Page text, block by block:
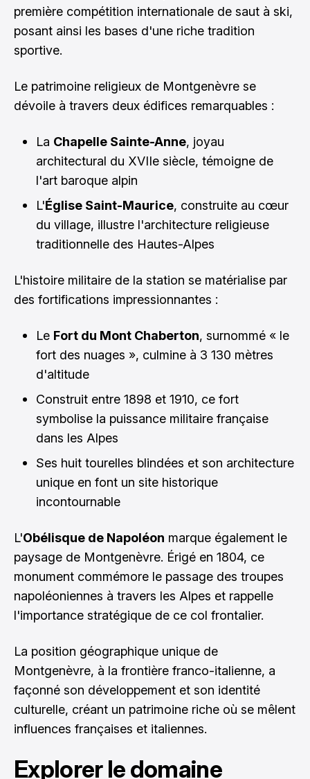
première compétition internationale de saut à ski,
posant ainsi les bases d'une riche tradition
sportive.
Le patrimoine religieux de Montgenèvre se
dévoile à travers deux édifices remarquables :
La Chapelle Sainte-Anne, joyau
architectural du XVIIe siècle, témoigne de
l'art baroque alpin
L'Église Saint-Maurice, construite au cœur
du village, illustre l'architecture religieuse
traditionnelle des Hautes-Alpes
L'histoire militaire de la station se matérialise par
des fortifications impressionnantes :
Le Fort du Mont Chaberton, surnommé « le
fort des nuages », culmine à 3 130 mètres
d'altitude
Construit entre 1898 et 1910, ce fort
symbolise la puissance militaire française
dans les Alpes
Ses huit tourelles blindées et son architecture
unique en font un site historique
incontournable
L'Obélisque de Napoléon marque également le
paysage de Montgenèvre. Érigé en 1804, ce
monument commémore le passage des troupes
napoléoniennes à travers les Alpes et rappelle
l'importance stratégique de ce col frontalier.
La position géographique unique de
Montgenèvre, à la frontière franco-italienne, a
façonné son développement et son identité
culturelle, créant un patrimoine riche où se mêlent
influences françaises et italiennes.
Explorer le domaine